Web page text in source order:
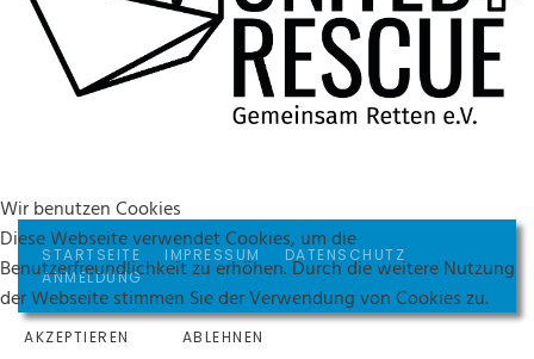
STARTSEITE IMPRESSUM
DATENSCHUTZ
ANMELDUNG
Wir benutzen Cookies
Diese Webseite verwendet Cookies, um die
Benutzerfreundlichkeit zu erhöhen. Durch die weitere Nutzung
der Webseite stimmen Sie der Verwendung von Cookies zu.
AKZEPTIEREN ABLEHNEN